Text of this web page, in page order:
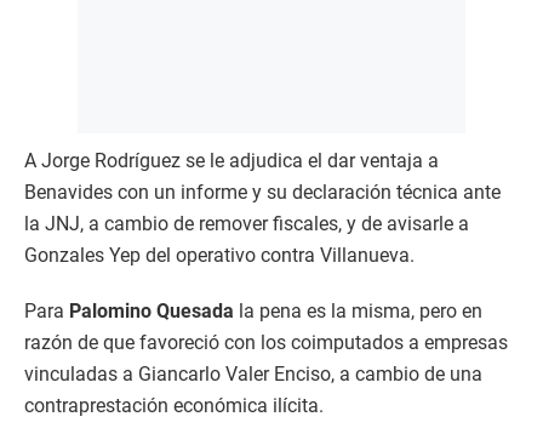
A Jorge Rodríguez se le adjudica el dar ventaja a
Benavides con un informe y su declaración técnica ante
la JNJ, a cambio de remover fiscales, y de avisarle a
Gonzales Yep del operativo contra Villanueva.
Para Palomino Quesada la pena es la misma, pero en
razón de que favoreció con los coimputados a empresas
vinculadas a Giancarlo Valer Enciso, a cambio de una
contraprestación económica ilícita.